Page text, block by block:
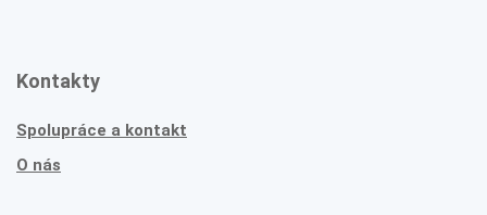
Kontakty
Spolupráce a kontakt
O nás